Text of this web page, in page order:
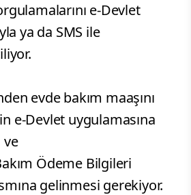
e-Devlet
ya da SMS ile
evde bakım maaşını
e-Devlet uygulamasına
ve
Ödeme Bilgileri
gelinmesi gerekiyor.